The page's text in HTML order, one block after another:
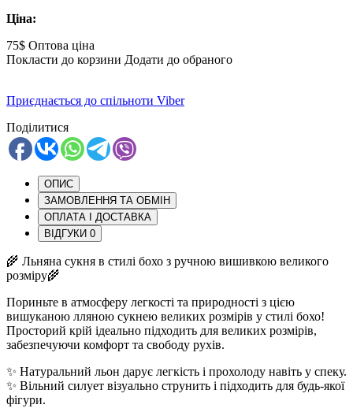
Ціна:
75$ Оптова ціна
Покласти до корзини Додати до обраного
Приєднається до спільноти Viber
Поділитися
ОПИС
ЗАМОВЛЕННЯ ТА ОБМІН
ОПЛАТА І ДОСТАВКА
ВІДГУКИ 0
🌾 Льняна сукня в стилі бохо з ручною вишивкою великого
розміру🌾
Пориньте в атмосферу легкості та природності з цією
вишуканою лляною сукнею великих розмірів у стилі бохо!
Просторий крій ідеально підходить для великих розмірів,
забезпечуючи комфорт та свободу рухів.
✨ Натуральний льон дарує легкість і прохолоду навіть у спеку.
✨ Вільний силует візуально струнить і підходить для будь-якої
фігури.